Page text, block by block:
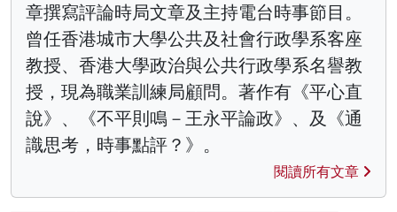
章撰寫評論時局文章及主持電台時事節目。
曾任香港城市大學公共及社會行政學系客座
教授、香港大學政治與公共行政學系名譽教
授，現為職業訓練局顧問。著作有《平心直
說》、《不平則鳴－王永平論政》、及《通
識思考，時事點評？》。
閱讀所有文章